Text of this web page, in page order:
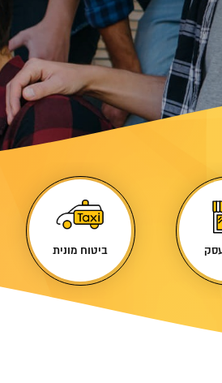
ביטוח מונית